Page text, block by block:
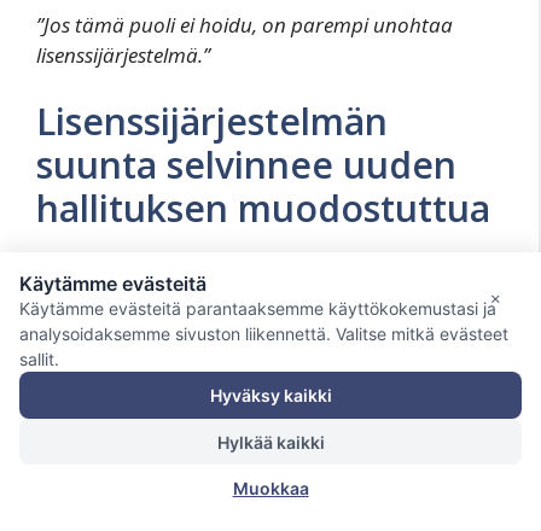
”Jos tämä puoli ei hoidu, on parempi unohtaa
lisenssijärjestelmä.”
Lisenssijärjestelmän
suunta selvinnee uuden
hallituksen muodostuttua
Veikkauksen toimitusjohtaja Olli Sarekosken
mukaan on tärkeää, että lisenssijärjestelmä
saadaan tulevaan hallitusohjelmaan. Silloin
muutos olisi mahdollista toteuttaa
hallituskauden lopulla 2026.
Vaaleissa suurimmaksi puolueeksi noussut
kokoomus on vaatinut Veikkauksen ohella myös
×
Käytämme evästeitä
Käytämme evästeitä parantaaksemme käyttökokemustasi ja
analysoidaksemme sivuston liikennettä. Valitse mitkä evästeet
sallit.
Hyväksy kaikki
Hylkää kaikki
Muokkaa